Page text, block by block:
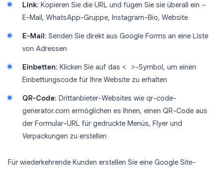
Link: Kopieren Sie die URL und fügen Sie sie überall ein –
E-Mail, WhatsApp-Gruppe, Instagram-Bio, Website
E-Mail: Senden Sie direkt aus Google Forms an eine Liste
von Adressen
Einbetten: Klicken Sie auf das < >-Symbol, um einen
Einbettungscode für Ihre Website zu erhalten
QR-Code: Drittanbieter-Websites wie qr-code-
generator.com ermöglichen es Ihnen, einen QR-Code aus
der Formular-URL für gedruckte Menüs, Flyer und
Verpackungen zu erstellen
Für wiederkehrende Kunden erstellen Sie eine Google Site-